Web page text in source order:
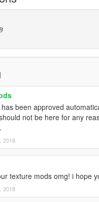
been approved
not be here for any
2018
texture mods omg! i hope
2018